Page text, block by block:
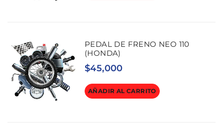
PEDAL DE FRENO NEO 110
(HONDA)
$45,000
AÑADIR AL CARRITO